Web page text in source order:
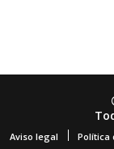
Aviso legal Política